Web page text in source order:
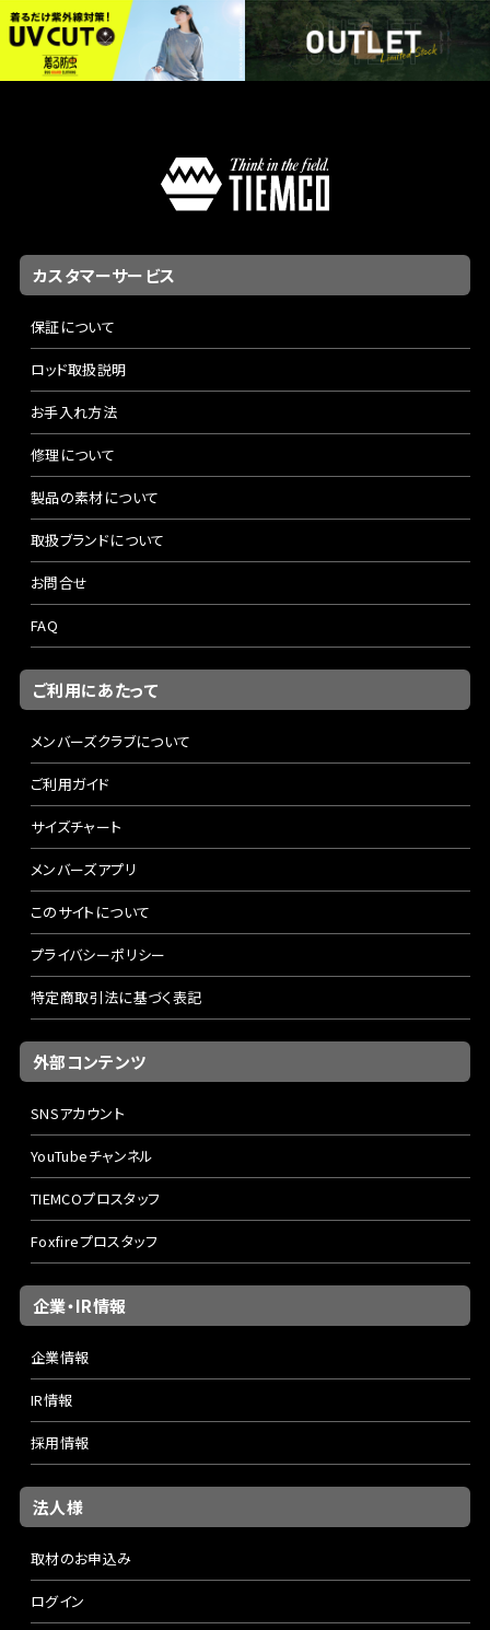
カスタマーサービス
保証について
ロッド取扱説明
お手入れ方法
修理について
製品の素材について
取扱ブランドについて
お問合せ
FAQ
ご利用にあたって
メンバーズクラブについて
ご利用ガイド
サイズチャート
メンバーズアプリ
このサイトについて
プライバシーポリシー
特定商取引法に基づく表記
外部コンテンツ
SNSアカウント
YouTubeチャンネル
TIEMCOプロスタッフ
Foxfireプロスタッフ
企業・IR情報
企業情報
IR情報
採用情報
法人様
取材のお申込み
ログイン